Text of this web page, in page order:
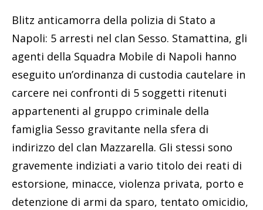
Blitz anticamorra della polizia di Stato a
Napoli: 5 arresti nel clan Sesso. Stamattina, gli
agenti della Squadra Mobile di Napoli hanno
eseguito un’ordinanza di custodia cautelare in
carcere nei confronti di 5 soggetti ritenuti
appartenenti al gruppo criminale della
famiglia Sesso gravitante nella sfera di
indirizzo del clan Mazzarella. Gli stessi sono
gravemente indiziati a vario titolo dei reati di
estorsione, minacce, violenza privata, porto e
detenzione di armi da sparo, tentato omicidio,